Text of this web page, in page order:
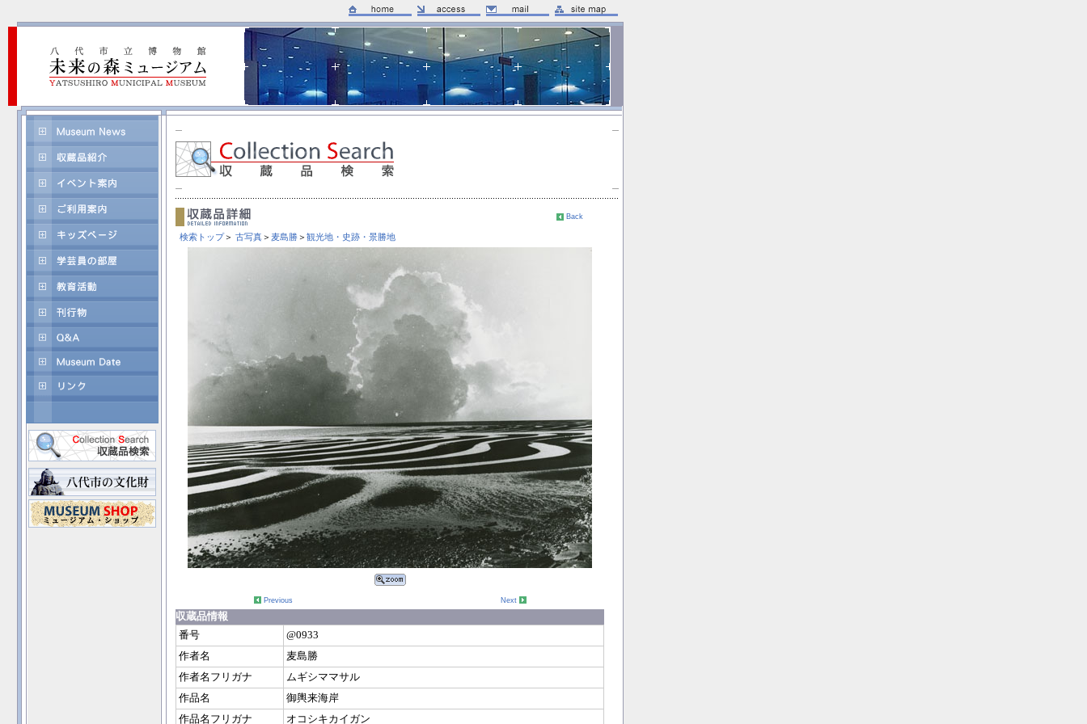
Back
検索トップ＞ 古写真＞ 麦島勝＞ 観光地・史跡・景勝地
Previous Next
収蔵品情報
番号
@0933
作者名
麦島勝
作者名フリガナ
ムギシママサル
作品名
御輿来海岸
作品名フリガナ
オコシキカイガン